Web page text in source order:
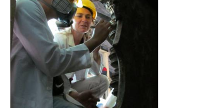
Justicia y Seguridad
EUROsociAL
EL PAcCTO
EUROFRONT
COPOLAD III
AL-INVEST Verde